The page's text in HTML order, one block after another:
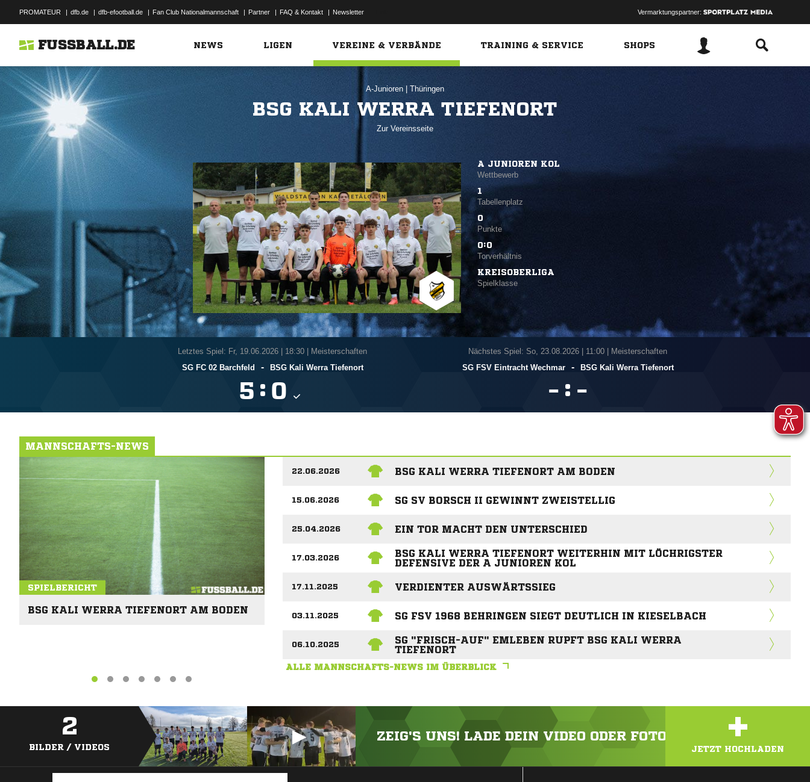
PROMATEUR | dfb.de | dfb-efootball.de | Fan Club Nationalmannschaft | Partner | FAQ & Kontakt | Newsletter Vermarktungspartner:
FUSSBALL.DE NEWS LIGEN VEREINE & VERBÄNDE TRAINING & SERVICE SHOPS
A-Junioren Thüringen
BSG KALI WERRA TIEFENORT
Zur Vereinsseite
A JUNIOREN KOL
Wettbewerb
1
Tabellenplatz
0
Punkte
0:0
Torverhältnis
KREISOBERLIGA
Spielklasse
Letztes Spiel: Fr, 19.06.2026
18:30 | Meisterschaften
SG FC 02 Barchfeld
- BSG Kali Werra Tiefenort
 : 
Nächstes Spiel: So, 23.08.2026
11:00 | Meisterschaften
SG FSV Eintracht Wechmar
- BSG Kali Werra Tiefenort
 : 
MANNSCHAFTS-NEWS
SPIELBERICHT
BSG KALI WERRA TIEFENORT AM BODEN
22.06.2026 BSG KALI WERRA TIEFENORT AM BODEN
15.06.2026 SG SV BORSCH II GEWINNT ZWEISTELLIG
25.04.2026 EIN TOR MACHT DEN UNTERSCHIED
17.03.2026
BSG KALI WERRA TIEFENORT WEITERHIN MIT LÖCHRIGSTER
DEFENSIVE DER A JUNIOREN KOL
17.11.2025 VERDIENTER AUSWÄRTSSIEG
03.11.2025 SG FSV 1968 BEHRINGEN SIEGT DEUTLICH IN KIESELBACH
06.10.2025
SG "FRISCH-AUF" EMLEBEN RUPFT BSG KALI WERRA
TIEFENORT
ALLE MANNSCHAFTS-NEWS IM ÜBERBLICK
2
BILDER / VIDEOS
ZEIG'S UNS! LADE DEIN VIDEO ODER FOTO HOCH! +
JETZT HOCHLADEN